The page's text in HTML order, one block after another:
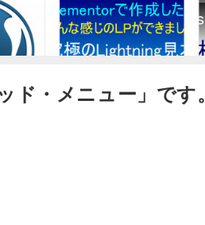
・メニュー」です。